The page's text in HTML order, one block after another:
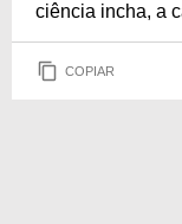
ciência incha, a
COPIAR